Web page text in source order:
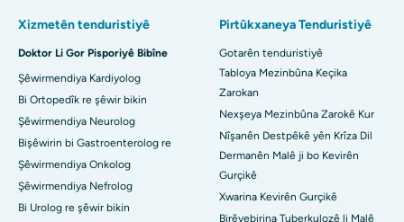
Xizmetên tenduristiyê
Doktor Li Gor Pisporiyê Bibîne
Şêwirmendiya Kardiyolog
Bi Ortopedîk re şêwir bikin
Şêwirmendiya Neurolog
Bişêwirin bi Gastroenterolog re
Şêwirmendiya Onkolog
Şêwirmendiya Nefrolog
Bi Urolog re şêwir bikin
Pirtûkxaneya Tenduristiyê
Gotarên tenduristiyê
Tabloya Mezinbûna Keçika
Zarokan
Nexşeya Mezinbûna Zarokê Kur
Nîşanên Destpêkê yên Krîza Dil
Dermanên Malê ji bo Kevirên
Gurçikê
Xwarina Kevirên Gurçikê
Birêvebirina Tuberkulozê li Malê